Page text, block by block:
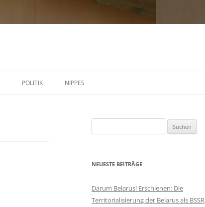
POLITIK NIPPES
nach:
NEUESTE BEITRÄGE
Darum Belarus! Erschienen: Die
Territorialisierung der Belarus als BSSR